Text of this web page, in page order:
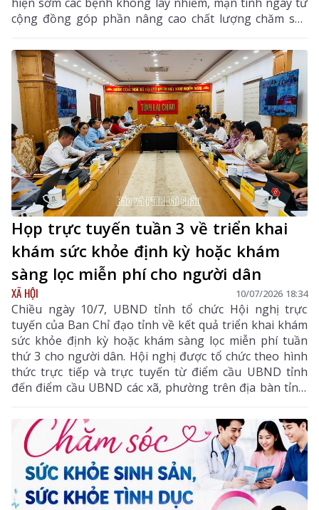
cộng đồng góp phần nâng cao chất lượng chăm sóc
sức khỏe, giảm chi phí điều trị và từng bước xây dựng
hệ thống quản lý sức khỏe toàn dân.
Họp trực tuyến tuần 3 về triển khai
khám sức khỏe định kỳ hoặc khám
sàng lọc miễn phí cho người dân
XÃ HỘI 10/07/2026 18:34
Chiều ngày 10/7, UBND tỉnh tổ chức Hội nghị trực
tuyến của Ban Chỉ đạo tỉnh về kết quả triển khai khám
sức khỏe định kỳ hoặc khám sàng lọc miễn phí tuần
thứ 3 cho người dân. Hội nghị được tổ chức theo hình
thức trực tiếp và trực tuyến từ điểm cầu UBND tỉnh
đến điểm cầu UBND các xã, phường trên địa bàn tỉnh.
Đồng chí Tống Thanh Hải – Ủy viên Ban Thường vụ,
Phó Chủ tịch Thường trực UBND tỉnh, Trưởng Ban
Chỉ đạo tỉnh về khám sức khỏe định kỳ hoặc khám
sàng lọc miễn phí cho người dân chủ trì hội nghị.